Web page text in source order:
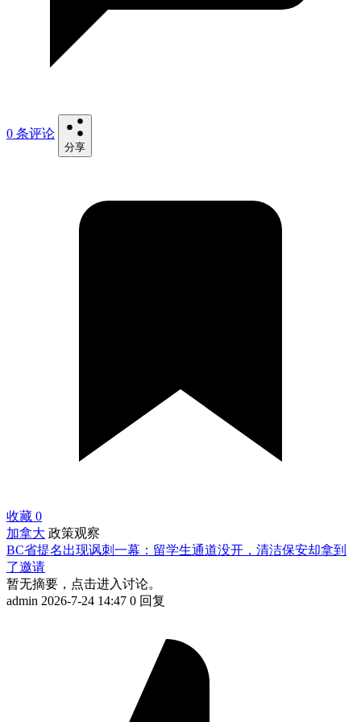
0 条评论
分享
收藏 0
加拿大 政策观察
BC省提名出现讽刺一幕：留学生通道没开，清洁保安却拿到
了邀请
暂无摘要，点击进入讨论。
admin 2026-7-24 14:47 0 回复